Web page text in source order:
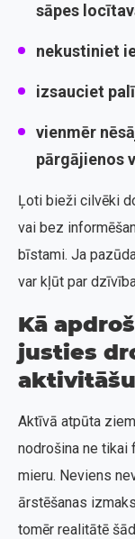
sāpes
nekustiniet
izsauciet
vienmēr
pārgājienos
Ļoti bieži cilvēki
vai bez
bīstami. Ja
var kļūt par
Kā
justies
Aktīvā atpūta
nodrošina ne
mieru. Neviens
ārstēšanas
tomēr realitātē